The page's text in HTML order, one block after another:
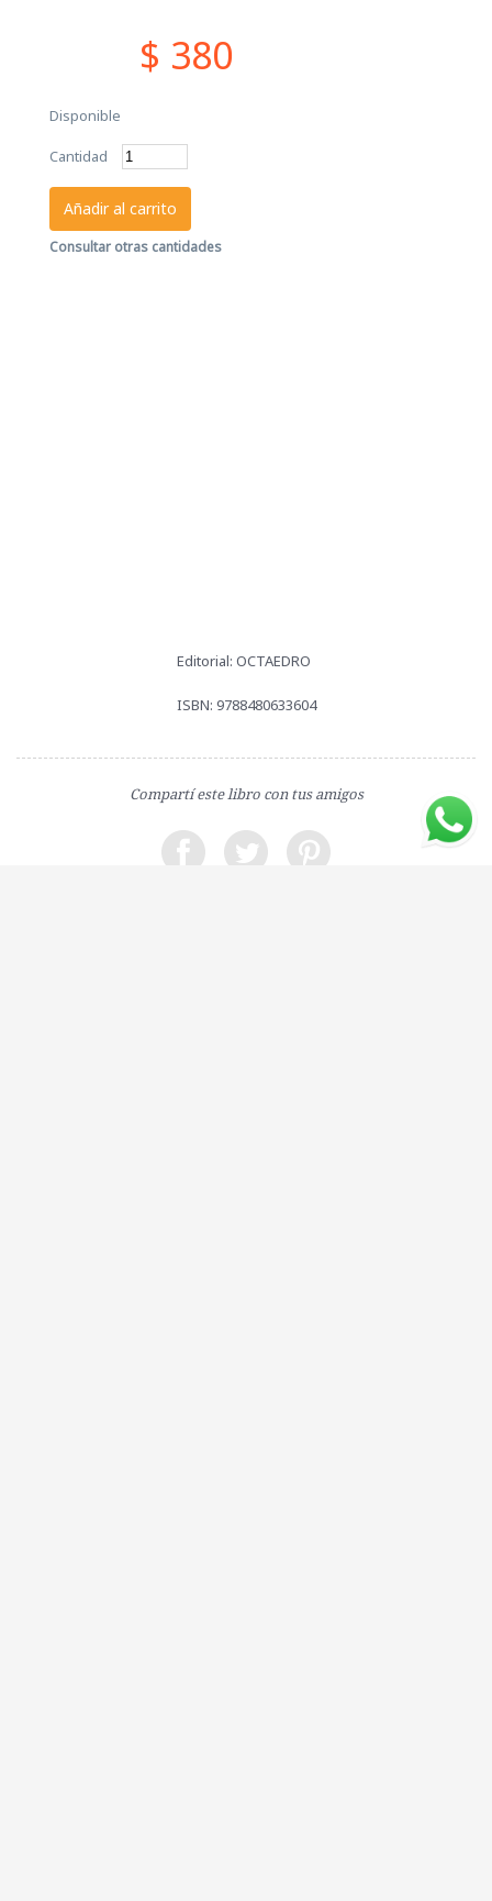
$ 380
Disponible
Cantidad
Añadir al carrito
Consultar otras cantidades
Editorial: OCTAEDRO
ISBN: 9788480633604
Compartí este libro con tus amigos